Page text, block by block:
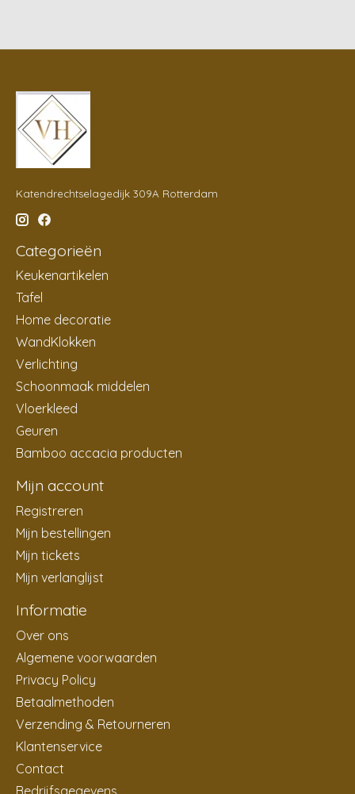
Katendrechtselagedijk 309A Rotterdam
Categorieën
Keukenartikelen
Tafel
Home decoratie
WandKlokken
Verlichting
Schoonmaak middelen
Vloerkleed
Geuren
Bamboo accacia producten
Mijn account
Registreren
Mijn bestellingen
Mijn tickets
Mijn verlanglijst
Informatie
Over ons
Algemene voorwaarden
Privacy Policy
Betaalmethoden
Verzending & Retourneren
Klantenservice
Contact
Bedrijfsgegevens